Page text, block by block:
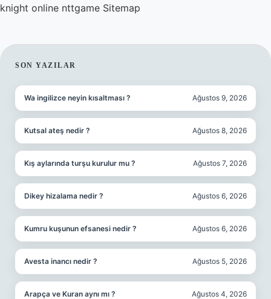
knight online nttgame Sitemap
SIDEBAR
SON YAZILAR
Wa ingilizce neyin kısaltması ? Ağustos 9, 2026
Kutsal ateş nedir ? Ağustos 8, 2026
Kış aylarında turşu kurulur mu ? Ağustos 7, 2026
Dikey hizalama nedir ? Ağustos 6, 2026
Kumru kuşunun efsanesi nedir ? Ağustos 6, 2026
Avesta inancı nedir ? Ağustos 5, 2026
Arapça ve Kuran aynı mı ? Ağustos 4, 2026